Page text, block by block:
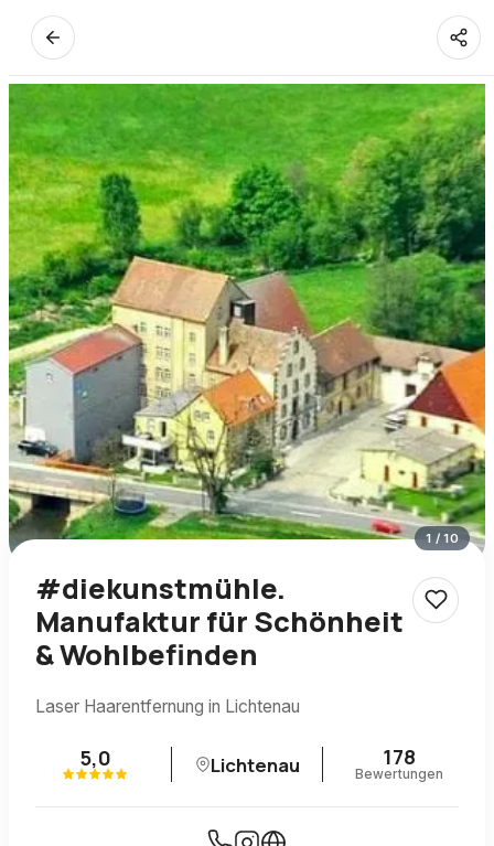
1 /10
#diekunstmühle.
Manufaktur für Schönheit
& Wohlbefinden
Laser Haarentfernung in Lichtenau
5,0 Lichtenau 178
Bewertungen